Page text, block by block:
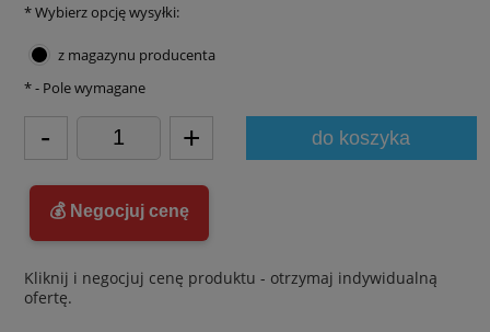
*Wybierz opcję wysyłki:
z magazynu producenta
- + do koszyka
*- Pole wymagane
💰 Negocjuj cenę
Kliknij i negocjuj cenę produktu - otrzymaj indywidualną
ofertę.